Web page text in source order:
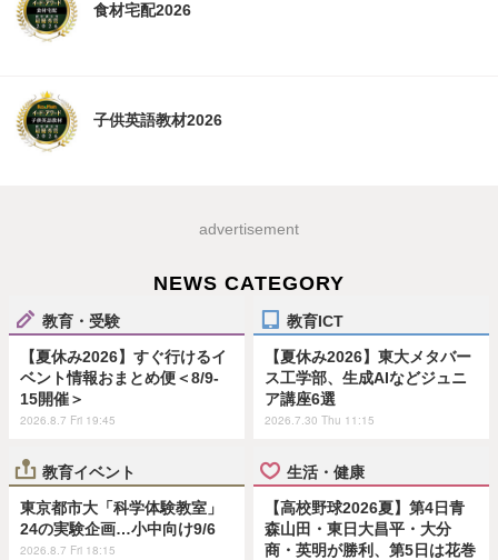
食材宅配2026
子供英語教材2026
advertisement
NEWS CATEGORY
教育・受験
【夏休み2026】すぐ行けるイ
ベント情報おまとめ便＜8/9-
15開催＞
2026.8.7 Fri 19:45
教育ICT
【夏休み2026】東大メタバー
ス工学部、生成AIなどジュニ
ア講座6選
2026.7.30 Thu 11:15
教育イベント
東京都市大「科学体験教室」
24の実験企画…小中向け9/6
2026.8.7 Fri 18:15
生活・健康
【高校野球2026夏】第4日青
森山田・東日大昌平・大分
商・英明が勝利、第5日は花巻